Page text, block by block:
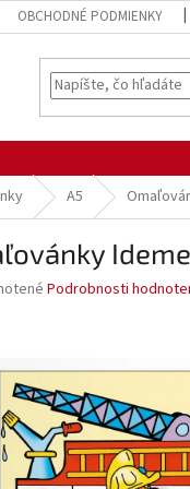
OBCHODNÉ PODMIENKY
A5
Podrobnosti